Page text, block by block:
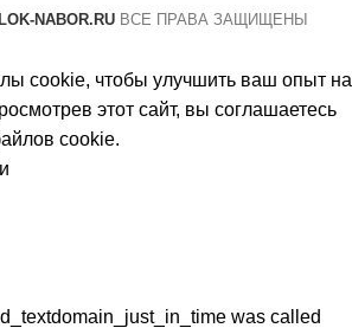
NABOR.RU ВСЕ ПРАВА ЗАЩИЩЕНЫ
cookie, чтобы улучшить ваш опыт на
этот сайт, вы соглашаетесь
cookie.
was called